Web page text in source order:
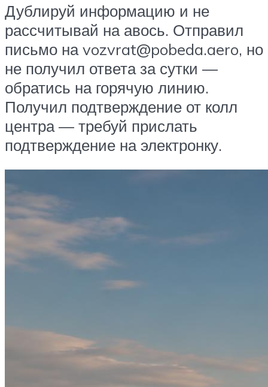
Дублируй информацию и не
рассчитывай на авось. Отправил
письмо на vozvrat@pobeda.aero, но
не получил ответа за сутки —
обратись на горячую линию.
Получил подтверждение от колл
центра — требуй прислать
подтверждение на электронку.